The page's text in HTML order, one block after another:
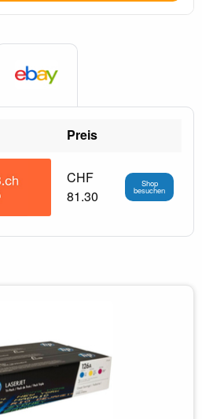
Preis
CHF
81.30
Shop
besuchen